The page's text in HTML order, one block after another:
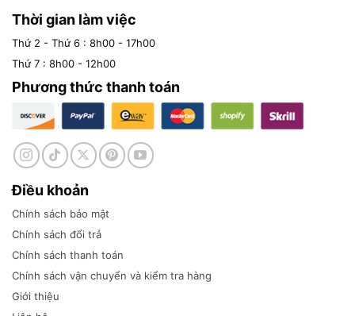
Thời gian làm việc
Thứ 2 - Thứ 6 : 8h00 - 17h00
Thứ 7 : 8h00 - 12h00
Phương thức thanh toán
Điều khoản
Chính sách bảo mật
Chính sách đổi trả
Chính sách thanh toán
Chính sách vận chuyển và kiểm tra hàng
Giới thiệu